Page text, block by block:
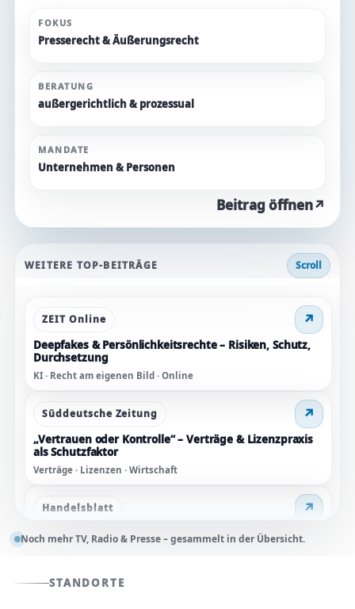
Kontakt aufnehmen
Mehr erfahren
Kontakt aufnehmen
Mehr erfahren
FOKUS
Presserecht & Äußerungsrecht
BERATUNG
außergerichtlich & prozessual
MANDATE
Unternehmen & Personen
Beitrag öffnen↗
WEITERE TOP-BEITRÄGE Scroll
ZEIT Online ↗
Deepfakes & Persönlichkeitsrechte – Risiken, Schutz,
Durchsetzung
KI · Recht am eigenen Bild · Online
Süddeutsche Zeitung ↗
„Vertrauen oder Kontrolle“ – Verträge & Lizenzpraxis
als Schutzfaktor
Verträge · Lizenzen · Wirtschaft
Handelsblatt ↗
Negative Bewertungen: Rechte von Unternehmen –
Abwehr & Löschung
Noch mehr TV, Radio & Presse – gesammelt in der Übersicht.
STANDORTE